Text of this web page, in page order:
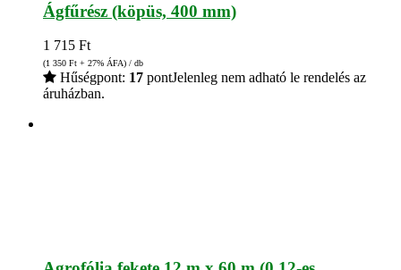
Ágfűrész (köpüs, 400 mm)
1 715 Ft
(1 350 Ft + 27% ÁFA) / db
Hűségpont: 17 pontJelenleg nem adható le rendelés az
áruházban.